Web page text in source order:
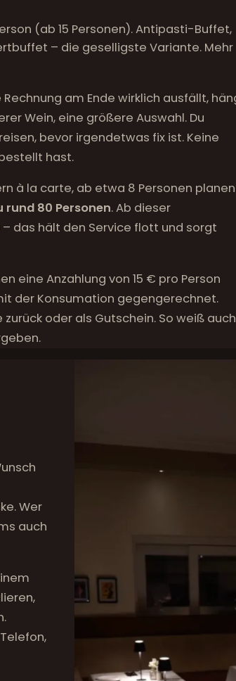
(ab 15 Personen). Antipasti-Buffet,
– die geselligste Variante. Mehr
am Ende wirklich ausfällt,
Wein, eine größere Auswahl. Du
bevor irgendetwas fix ist. Keine
hast.
à la carte, ab etwa 8 Personen planen
rund 80 Personen. Ab dieser
das hält den Service flott und sorgt
eine Anzahlung von 15 € pro Person
der Konsumation gegengerechnet.
oder als Gutschein. So weiß auch
Wer
auch